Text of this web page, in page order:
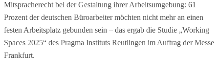
Mitspracherecht bei der Gestaltung ihrer Arbeitsumgebung: 61
Prozent der deutschen Büroarbeiter möchten nicht mehr an einen
festen Arbeitsplatz gebunden sein – das ergab die Studie „Working
Spaces 2025“ des Pragma Instituts Reutlingen im Auftrag der Messe
Frankfurt.